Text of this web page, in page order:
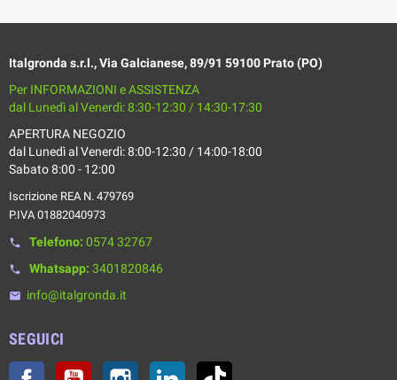
Italgronda s.r.l., Via Galcianese, 89/91 59100 Prato (PO)
Per INFORMAZIONI e ASSISTENZA
dal Lunedì al Venerdì: 8:30-12:30 / 14:30-17:30
APERTURA NEGOZIO
dal Lunedì al Venerdì: 8:00-12:30 / 14:00-18:00
Sabato 8:00 - 12:00
Iscrizione REA N. 479769
P.IVA 01882040973
phone Telefono: 0574 32767
phone Whatsapp: 3401820846
email info@italgronda.it
SEGUICI
Facebook YouTube Instagram LinkedIn